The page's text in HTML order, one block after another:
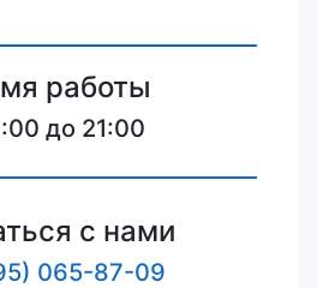
работы
до 21:00
с нами
065-87-09